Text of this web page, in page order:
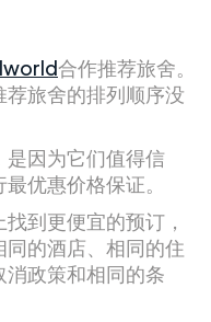
合作推荐旅舍。
旅舍的排列顺序没
因为它们值得信
优惠价格保证。
到更便宜的预订，
的酒店、相同的住
政策和相同的条